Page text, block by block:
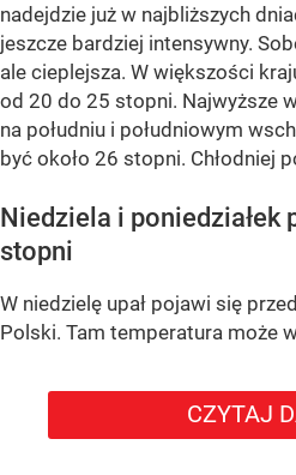
nadejdzie już w najbliższych
jeszcze bardziej intensywny.
ale cieplejsza. W większości
od 20 do 25 stopni. Najwyższe
na południu i południowym
być około 26 stopni. Chłodniej
Niedziela i poniedziałek
stopni
W niedzielę upał pojawi się
Polski. Tam temperatura może
CZYTAJ